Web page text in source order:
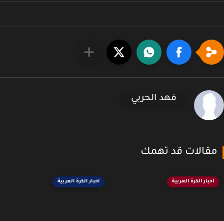
فهد الحربي
قد تهمك
اخبار الكرة العربية اخبار الكرة العربية